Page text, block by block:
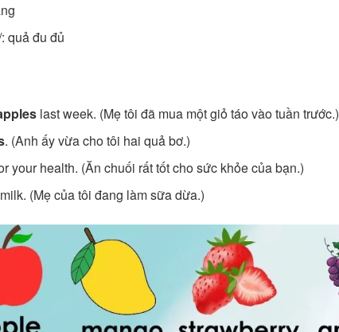
quả đu đủ
last week. (Mẹ tôi đã mua một giỏ táo vào tuần trước.)
. (Anh ấy vừa cho tôi hai quả bơ.)
your health. (Ăn chuối rất tốt cho sức khỏe của bạn.)
milk. (Mẹ của tôi đang làm sữa dừa.)